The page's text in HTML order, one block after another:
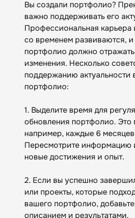
Вы создали портфолио?
важно поддерживать его
Профессиональная карьера
со временем развиваются,
портфолио должно
изменения. Несколько
поддержанию актуальности
портфолио:
1. Выделите время для
обновления портфолио. Это
например, каждые 6
Пересмотрите информацию
новые достижения и опыт.
2. Если вы успешно
или проекты, которые
вашего портфолио,
описанием и результатами.